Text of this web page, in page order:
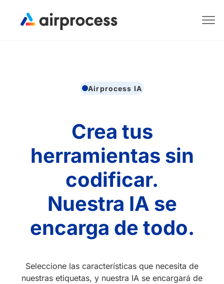
Airprocess IA
Crea tus
herramientas sin
codificar.
Nuestra IA se
encarga de todo.
Seleccione las características que necesita de
nuestras etiquetas, y nuestra IA se encargará de